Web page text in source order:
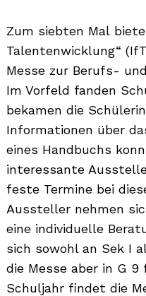
Zum siebten Mal
Talentenwicklung“
Messe zur Berufs-
Im Vorfeld fanden
bekamen die
Informationen über
eines Handbuchs
interessante
feste Termine bei
Aussteller nehmen
eine individuelle
sich sowohl an Sek I
die Messe aber in G 9
Schuljahr findet die